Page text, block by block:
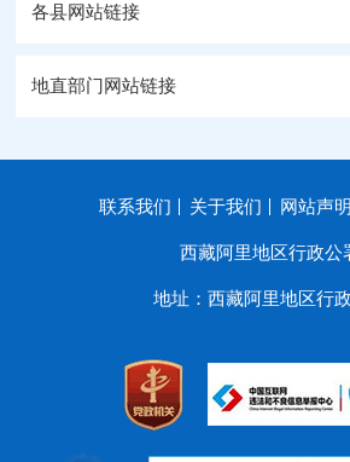
各县网站链接
地直部门网站链接
联系我们 关于我们 网站声明
西藏阿里地区行政公
地址：西藏阿里地区行